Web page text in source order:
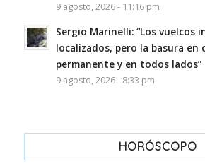
9 agosto, 2026 - 11:16 pm
Sergio Marinelli: “Los vuelcos
localizados, pero la basura en
permanente y en todos lados”
9 agosto, 2026 - 8:33 pm
HORÓSCOPO